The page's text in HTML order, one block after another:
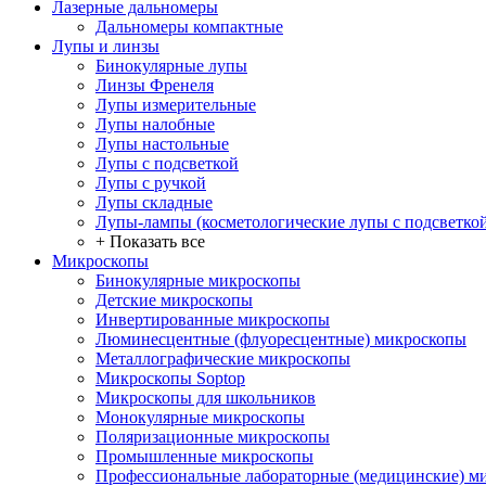
Лазерные дальномеры
Дальномеры компактные
Лупы и линзы
Бинокулярные лупы
Линзы Френеля
Лупы измерительные
Лупы налобные
Лупы настольные
Лупы с подсветкой
Лупы с ручкой
Лупы складные
Лупы-лампы (косметологические лупы с
+ Показать все
Микроскопы
Бинокулярные микроскопы
Детские микроскопы
Инвертированные микроскопы
Люминесцентные (флуоресцентные) микроскопы
Металлографические микроскопы
Микроскопы Soptop
Микроскопы для школьников
Монокулярные микроскопы
Поляризационные микроскопы
Промышленные микроскопы
Профессиональные лабораторные (медицинские)